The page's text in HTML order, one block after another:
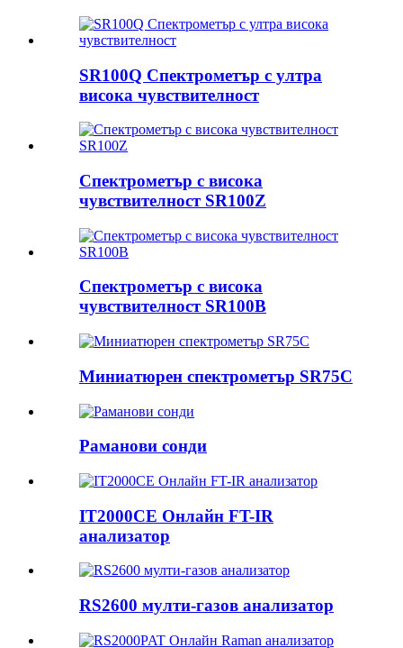
SR100Q Спектрометър с ултра
висока чувствителност
Спектрометър с висока
чувствителност SR100Z
Спектрометър с висока
чувствителност SR100B
Миниатюрен спектрометър SR75C
Раманови сонди
IT2000CE Онлайн FT-IR
анализатор
RS2600 мулти-газов анализатор